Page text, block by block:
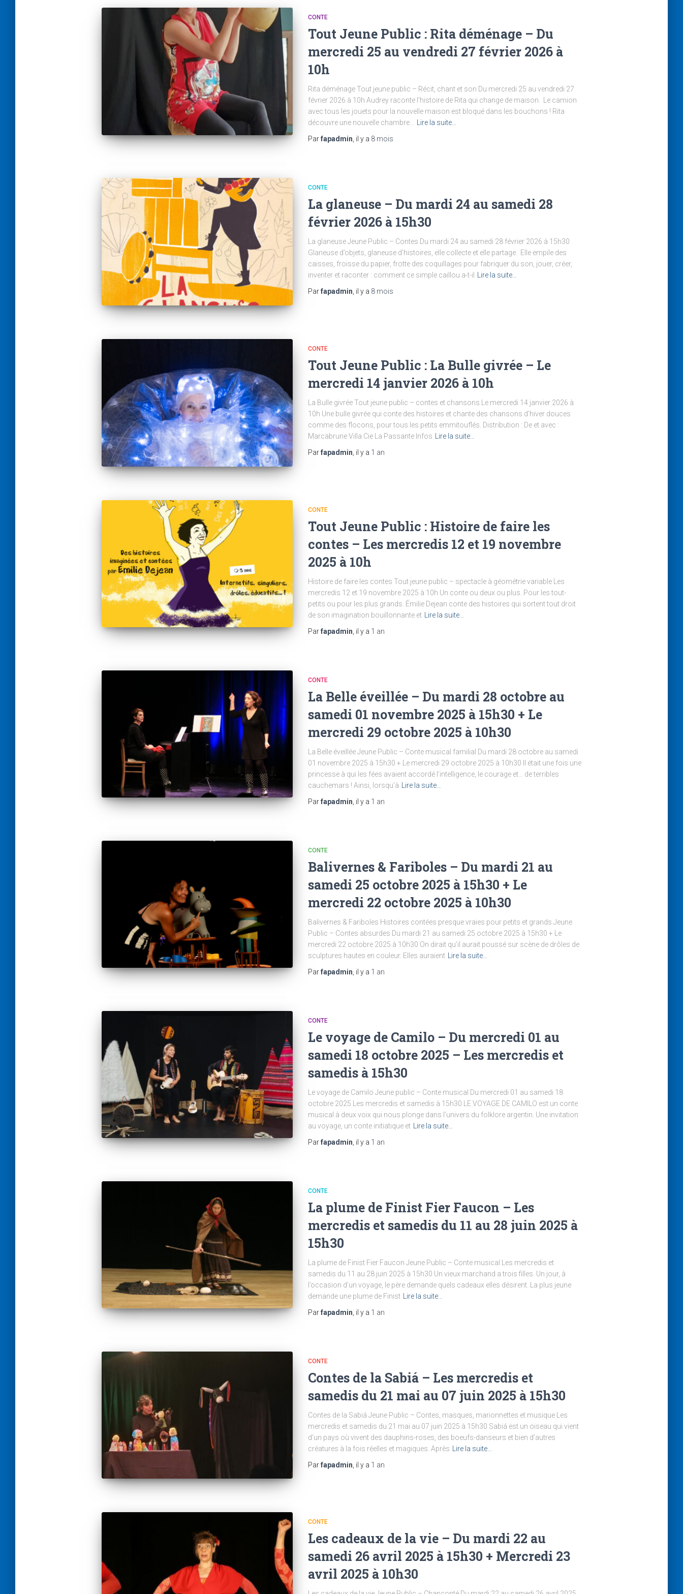
CONTE
Tout Jeune Public : Rita déménage – Du
mercredi 25 au vendredi 27 février 2026 à
10h
Rita déménage Tout jeune public – Récit, chant et son Du mercredi 25 au vendredi 27
février 2026 à 10h Audrey raconte l’histoire de Rita qui change de maison. Le camion
avec tous les jouets pour la nouvelle maison est bloqué dans les bouchons ! Rita
découvre une nouvelle chambre…
Lire la suite…
Parfapadmin , il y a 8 mois
CONTE
La glaneuse – Du mardi 24 au samedi 28
février 2026 à 15h30
La glaneuse Jeune Public – Contes Du mardi 24 au samedi 28 février 2026 à 15h30
Glaneuse d’objets, glaneuse d’histoires, elle collecte et elle partage. Elle empile des
caisses, froisse du papier, frotte des coquillages pour fabriquer du son, jouer, créer,
inventer et raconter : comment ce simple caillou a-t-il
Lire la suite…
Parfapadmin , il y a 8 mois
CONTE
Tout Jeune Public : La Bulle givrée – Le
mercredi 14 janvier 2026 à 10h
La Bulle givrée Tout jeune public – contes et chansons Le mercredi 14 janvier 2026 à
10h Une bulle givrée qui conte des histoires et chante des chansons d’hiver douces
comme des flocons, pour tous les petits emmitouflés. Distribution : De et avec :
Marcabrune Villa Cie La Passante Infos
Lire la suite…
Parfapadmin , il y a 1 an
CONTE
Tout Jeune Public : Histoire de faire les
contes – Les mercredis 12 et 19 novembre
2025 à 10h
Histoire de faire les contes Tout jeune public – spectacle à géométrie variable Les
mercredis 12 et 19 novembre 2025 à 10h Un conte ou deux ou plus. Pour les tout-
petits ou pour les plus grands. Émilie Dejean conte des histoires qui sortent tout droit
de son imagination bouillonnante et
Lire la suite…
Parfapadmin , il y a 1 an
CONTE
La Belle éveillée – Du mardi 28 octobre au
samedi 01 novembre 2025 à 15h30 + Le
mercredi 29 octobre 2025 à 10h30
La Belle éveillée Jeune Public – Conte musical familial Du mardi 28 octobre au samedi
01 novembre 2025 à 15h30 + Le mercredi 29 octobre 2025 à 10h30 Il était une fois une
princesse à qui les fées avaient accordé l’intelligence, le courage et… de terribles
cauchemars ! Ainsi, lorsqu’à
Lire la suite…
Parfapadmin , il y a 1 an
CONTE
Balivernes & Fariboles – Du mardi 21 au
samedi 25 octobre 2025 à 15h30 + Le
mercredi 22 octobre 2025 à 10h30
Balivernes & Fariboles Histoires contées presque vraies pour petits et grands Jeune
Public – Contes absurdes Du mardi 21 au samedi 25 octobre 2025 à 15h30 + Le
mercredi 22 octobre 2025 à 10h30 On dirait qu’il aurait poussé sur scène de drôles de
sculptures hautes en couleur. Elles auraient
Lire la suite…
Parfapadmin , il y a 1 an
CONTE
Le voyage de Camilo – Du mercredi 01 au
samedi 18 octobre 2025 – Les mercredis et
samedis à 15h30
Le voyage de Camilo Jeune public – Conte musical Du mercredi 01 au samedi 18
octobre 2025 Les mercredis et samedis à 15h30 LE VOYAGE DE CAMILO est un conte
musical à deux voix qui nous plonge dans l’univers du folklore argentin. Une invitation
au voyage, un conte initiatique et
Lire la suite…
Parfapadmin , il y a 1 an
CONTE
La plume de Finist Fier Faucon – Les
mercredis et samedis du 11 au 28 juin 2025 à
15h30
La plume de Finist Fier Faucon Jeune Public – Conte musical Les mercredis et
samedis du 11 au 28 juin 2025 à 15h30 Un vieux marchand a trois filles. Un jour, à
l’occasion d’un voyage, le père demande quels cadeaux elles désirent. La plus jeune
demande une plume de Finist
Lire la suite…
Parfapadmin , il y a 1 an
CONTE
Contes de la Sabiá – Les mercredis et
samedis du 21 mai au 07 juin 2025 à 15h30
Contes de la Sabiá Jeune Public – Contes, masques, marionnettes et musique Les
mercredis et samedis du 21 mai au 07 juin 2025 à 15h30 Sabiá est un oiseau qui vient
d’un pays où vivent des dauphins-roses, des boeufs-danseurs et bien d’autres
créatures à la fois réelles et magiques. Après
Lire la suite…
Parfapadmin , il y a 1 an
CONTE
Les cadeaux de la vie – Du mardi 22 au
samedi 26 avril 2025 à 15h30 + Mercredi 23
avril 2025 à 10h30